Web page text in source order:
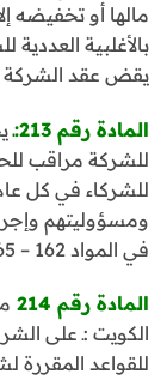
مالها أو تخفيضه
بالأغلبية العددية
يقض عقد الشركة
المادة رقم 213:ـ
للشركة مراقب
للشركاء في كل
ومسؤوليتهم
في المواد 162 – 165.
المادة رقم 214
الكويت :ـ على
للقواعد المقررة